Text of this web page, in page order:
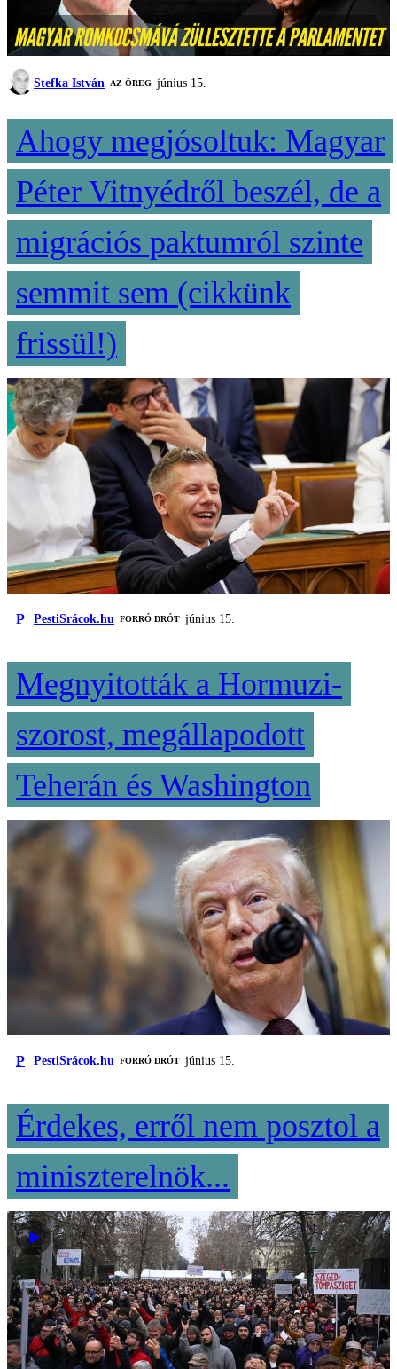
Stefka István AZ ÖREG június 15.
Ahogy megjósoltuk: Magyar
Péter Vitnyédről beszél, de a
migrációs paktumról szinte
semmit sem (cikkünk
frissül!)
P PestiSrácok.hu FORRÓ DRÓT június 15.
Megnyitották a Hormuzi-
szorost, megállapodott
Teherán és Washington
P PestiSrácok.hu FORRÓ DRÓT június 15.
Érdekes, erről nem posztol a
miniszterelnök...